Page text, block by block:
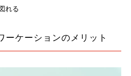
れる
ーケーションのメリット